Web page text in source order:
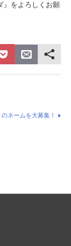
』をよろしくお願
ネームを大募集！